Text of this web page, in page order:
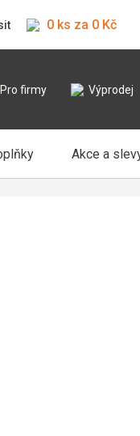
0 ks za 0 Kč
Pro firmy Výprodej
Akce a